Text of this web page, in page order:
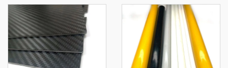
2mm 2.5mm 3mm
4mm 3K Glossy
Surface Carbon Fiber
Plate na May
Customized na Sukat
Fiberglass Matibay at
Tiyak para sa
Maraming Sitwasyon